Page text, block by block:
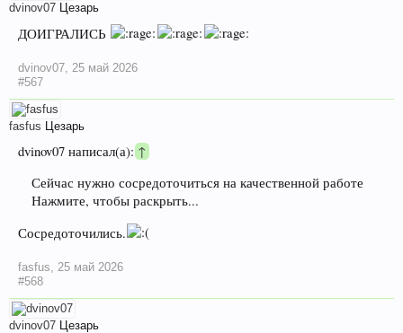
dvinov07 Цезарь
ДОИГРАЛИСЬ
dvinov07, 25 май 2026
#567
fasfus Цезарь
dvinov07 написал(а): ↑
Сейчас нужно сосредоточиться на качественной работе
Нажмите, чтобы раскрыть...
Сосредоточились.
fasfus
25 май 2026
#568
dvinov07 Цезарь